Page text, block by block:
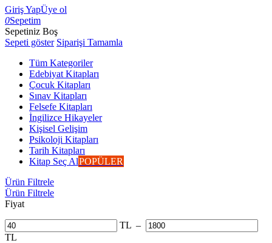
Giriş YapÜye ol
0Sepetim
Sepetiniz Boş
Sepeti göster Siparişi Tamamla
Tüm Kategoriler
Edebiyat Kitapları
Çocuk Kitapları
Sınav Kitapları
Felsefe Kitapları
İngilizce Hikayeler
Kişisel Gelişim
Psikoloji Kitapları
Tarih Kitapları
Kitap Seç AlPOPÜLER
Ürün Filtrele
Ürün Filtrele
Fiyat
TL –
TL